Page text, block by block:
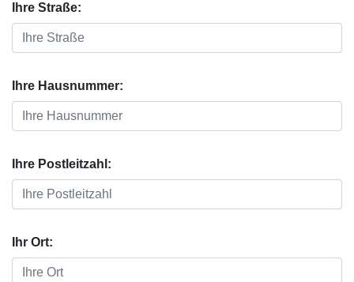
Ihre Straße:
Ihre Hausnummer:
Ihre Postleitzahl:
Ihr Ort: